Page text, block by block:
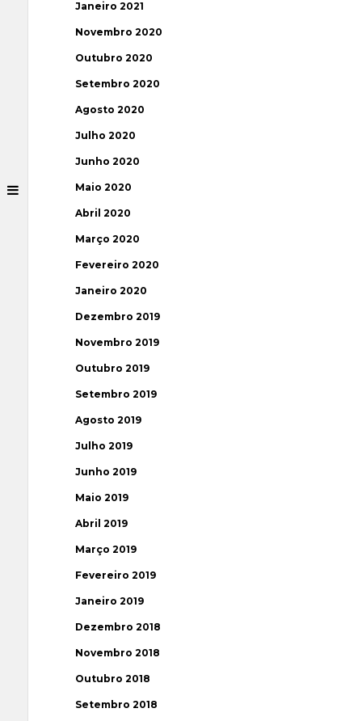
Janeiro 2021
Novembro 2020
Outubro 2020
Setembro 2020
Agosto 2020
Julho 2020
Junho 2020
Maio 2020
Abril 2020
Março 2020
Fevereiro 2020
Janeiro 2020
Dezembro 2019
Novembro 2019
Outubro 2019
Setembro 2019
Agosto 2019
Julho 2019
Junho 2019
Maio 2019
Abril 2019
Março 2019
Fevereiro 2019
Janeiro 2019
Dezembro 2018
Novembro 2018
Outubro 2018
Setembro 2018